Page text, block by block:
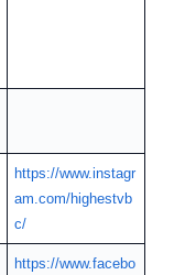
https://www.instagr
am.com/highestvb
c/
https://www.facebo